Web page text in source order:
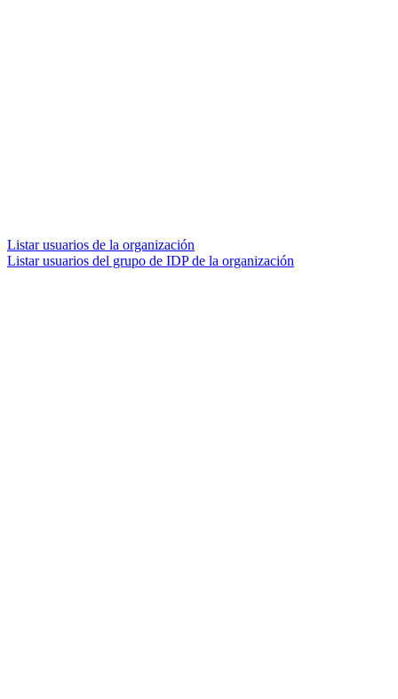
Listar usuarios de la organización
Listar usuarios del grupo de IDP de la organización